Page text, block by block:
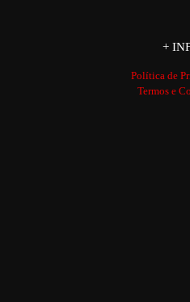
+
Política de
Termos e